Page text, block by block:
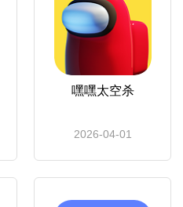
嘿嘿太空杀
2026-04-01